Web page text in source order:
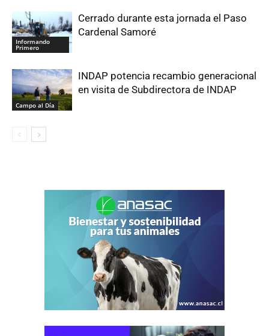
Informando
Primero
Cerrado durante esta jornada el Paso
Cardenal Samoré
Campo al Día
INDAP potencia recambio generacional
en visita de Subdirectora de INDAP